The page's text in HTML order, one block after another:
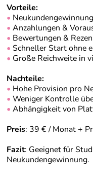
Vorteile:
•
• Anzahlungen &
• Bewertungen &
• Schneller Start ohne
• Große Reichweite in
Nachteile:
• Hohe Provision pro
• Weniger Kontrolle
• Abhängigkeit von
Preis: 39 € / Monat +
Fazit: Geeignet für
Neukundengewinnung.